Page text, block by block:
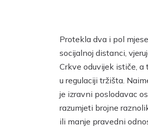
Protekla dva i pol
socijalnoj distanci,
Crkve oduvijek ističe,
u regulaciji tržišta.
je izravni poslodavac
razumjeti brojne
ili manje pravedni